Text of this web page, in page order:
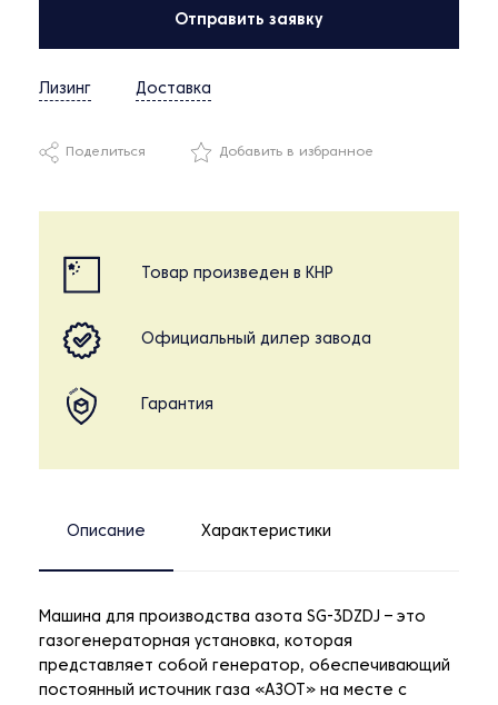
Отправить заявку
Лизинг Доставка
Поделиться Добавить в избранное
Товар произведен в КНР
Официальный дилер завода
Гарантия
Описание Характеристики
Машина для производства азота SG-3DZDJ – это
газогенераторная установка, которая
представляет собой генератор, обеспечивающий
постоянный источник газа «АЗОТ» на месте с